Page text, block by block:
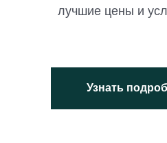
лучшие цены и
Узнать